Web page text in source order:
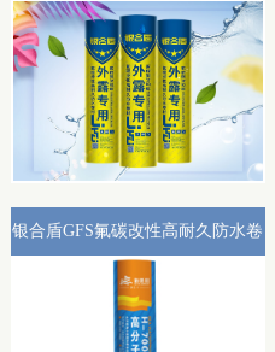
银合盾GFS氟碳改性高耐久防水卷
材外露专用(热熔型)